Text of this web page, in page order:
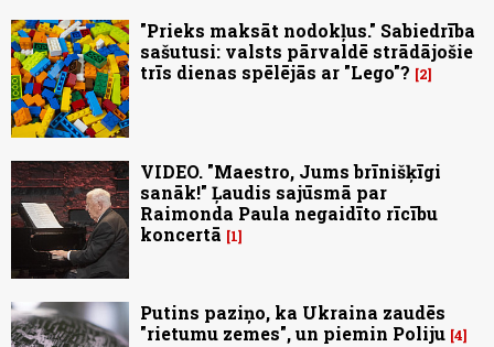
"Prieks maksāt nodokļus." Sabiedrība
sašutusi: valsts pārvaldē strādājošie
trīs dienas spēlējās ar "Lego"?
2
VIDEO. "Maestro, Jums brīnišķīgi
sanāk!" Ļaudis sajūsmā par
Raimonda Paula negaidīto rīcību
koncertā
1
Putins paziņo, ka Ukraina zaudēs
"rietumu zemes", un piemin Poliju 4